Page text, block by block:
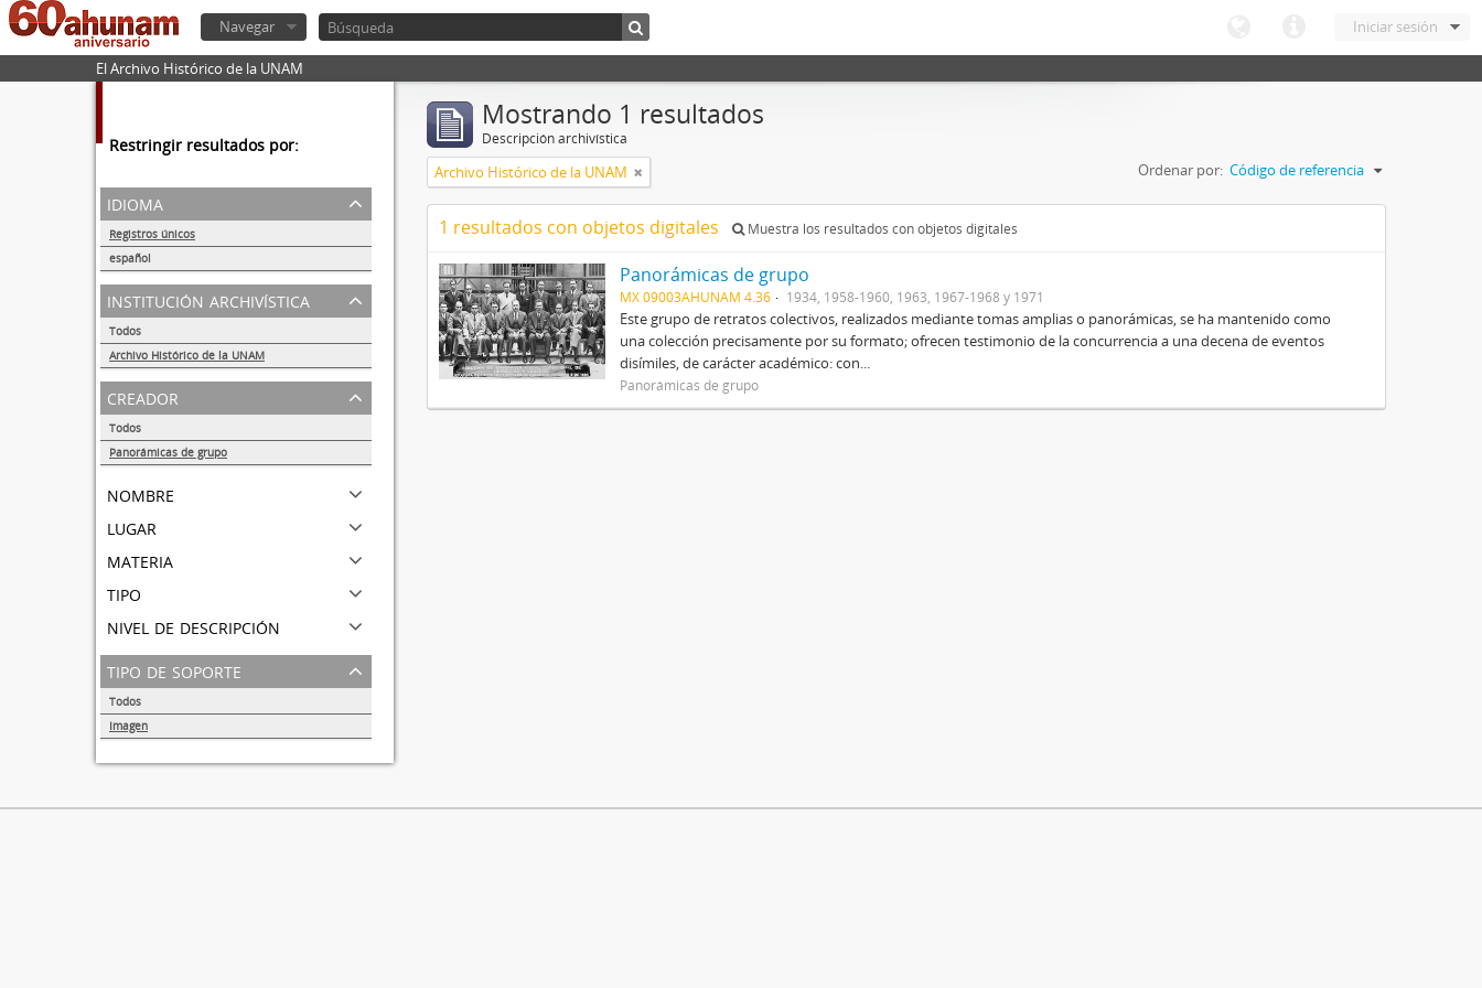
Iniciar sesión
Navegar
El Archivo Histórico de la UNAM
Restringir resultados por:
idioma
Registros únicos
español
1
institución archivística
Todos
Archivo Histórico de la UNAM
1
creador
Todos
Panorámicas de grupo
nombre
lugar
materia
tipo
nivel de descripción
tipo de soporte
Todos
Imagen
Mostrando 1 resultados
Descripción archivística
Archivo Histórico de la UNAM Ordenar por: Código de referencia
1 resultados con objetos digitales Muestra los resultados con objetos digitales
Panorámicas de grupo
MX 09003AHUNAM 4.36 1934, 1958-1960, 1963, 1967-1968 y 1971
Este grupo de retratos colectivos, realizados mediante tomas amplias o panorámicas, se ha mantenido como
una colección precisamente por su formato; ofrecen testimonio de la concurrencia a una decena de eventos
disímiles, de carácter académico: con...
Panorámicas de grupo